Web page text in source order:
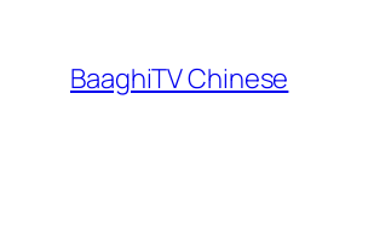
content
BaaghiTV Chinese